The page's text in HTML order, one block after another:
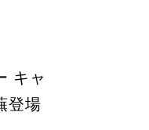
キャ
登場